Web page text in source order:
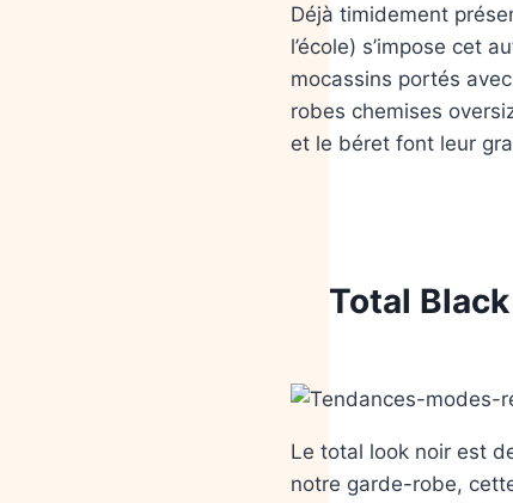
Déjà timidement
l’école) s’impose cet
mocassins portés
robes chemises
et le béret font leur
Total Black
Le total look noir est
notre garde-robe,